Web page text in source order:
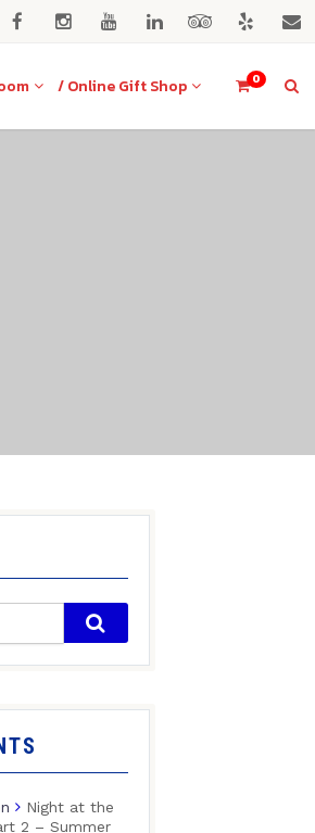
0
/ Online Gift Shop
Night at the
2 – Summer